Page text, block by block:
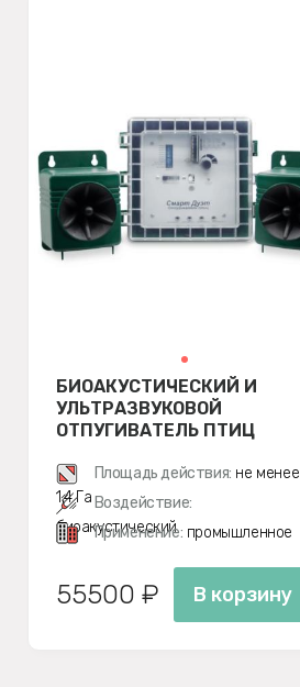
БИОАКУСТИЧЕСКИЙ И
УЛЬТРАЗВУКОВОЙ
ОТПУГИВАТЕЛЬ ПТИЦ
ДИНАМИКАМИ
Площадь действия: не менее
1,4 Га Воздействие:
биоакустический
Применение: промышленное
55500 ₽ В корзину